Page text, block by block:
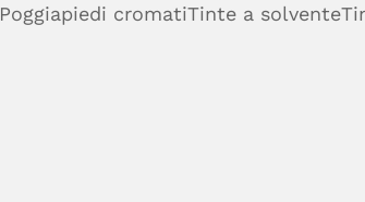
Poggiapiedi cromatiTinte a solvente